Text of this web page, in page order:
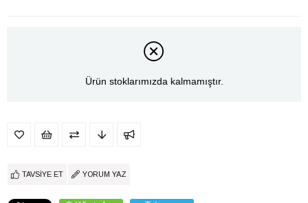
Ürün stoklarımızda kalmamıştır.
TAVSIYE ET YORUM YAZ